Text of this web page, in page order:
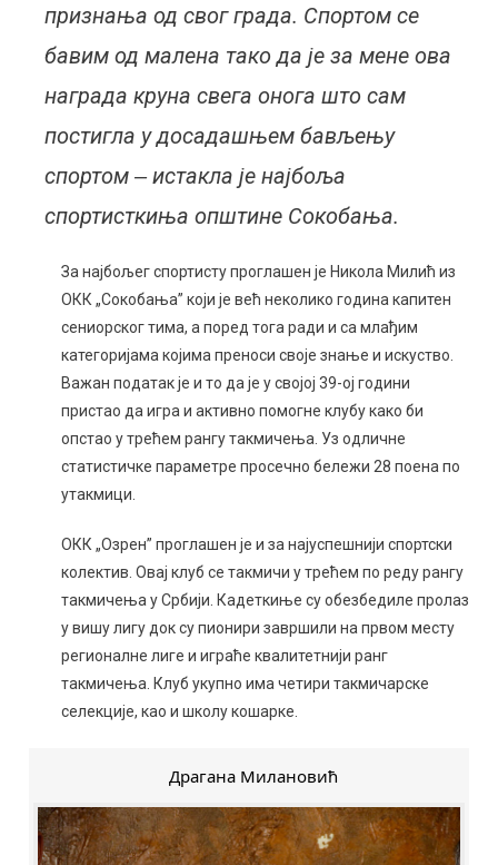
признања од свог града. Спортом се
бавим од малена тако да је за мене ова
награда круна свега онога што сам
постигла у досадашњем бављењу
спортом ‒ истакла је најбоља
спортисткиња општине Сокобања.
За најбољег спортисту проглашен је Никола Милић из
ОКК „Сокобања” који је већ неколико година капитен
сениорског тима, а поред тога ради и са млађим
категоријама којима преноси своје знање и искуство.
Важан податак је и то да је у својој 39-ој години
пристао да игра и активно помогне клубу како би
опстао у трећем рангу такмичења. Уз одличне
статистичке параметре просечно бележи 28 поена по
утакмици.
ОКК „Озрен” проглашен је и за најуспешнији спортски
колектив. Овај клуб се такмичи у трећем по реду рангу
такмичења у Србији. Кадеткиње су обезбедиле пролаз
у вишу лигу док су пионири завршили на првом месту
регионалне лиге и играће квалитетнији ранг
такмичења. Клуб укупно има четири такмичарске
селекције, као и школу кошарке.
Драгана Милановић